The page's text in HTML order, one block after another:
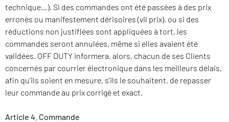
technique…). Si des commandes ont été passées à des prix
erronés ou manifestement dérisoires (vil prix), ou si des
réductions non justifiées sont appliquées à tort, les
commandes seront annulées, même si elles avaient été
validées. OFF DUTY informera, alors, chacun de ses Clients
concernés par courrier électronique dans les meilleurs délais,
afin qu’ils soient en mesure, s’ils le souhaitent, de repasser
leur commande au prix corrigé et exact.
Article 4. Commande